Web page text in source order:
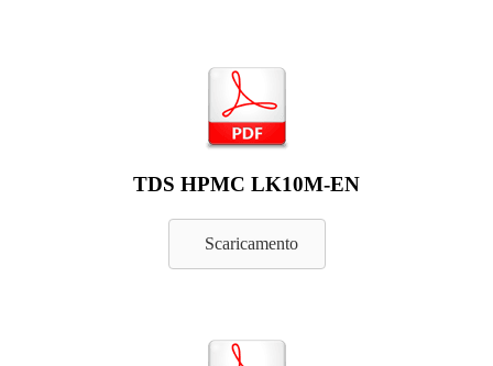
TDS HPMC LK10M-EN
Scaricamento